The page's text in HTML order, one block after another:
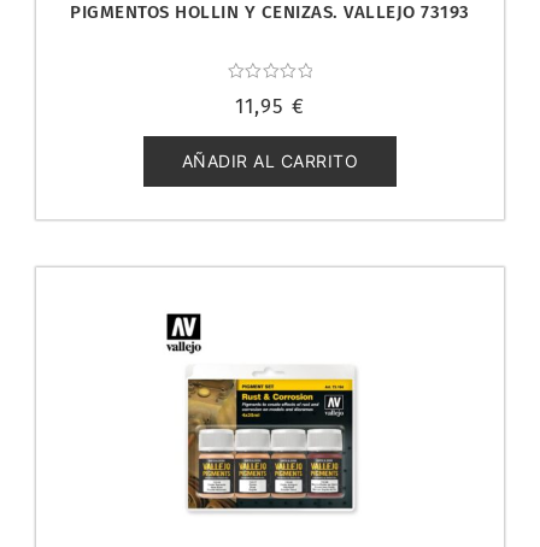
PIGMENTOS HOLLIN Y CENIZAS. VALLEJO 73193
de
5
11,95 €
AÑADIR AL CARRITO